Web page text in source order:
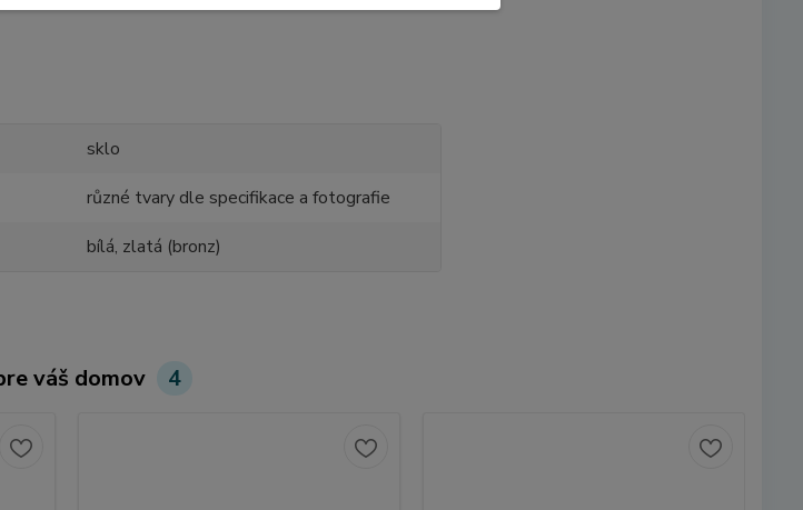
sklo
různé tvary dle specifikace a fotografie
bílá, zlatá (bronz)
váš domov 4